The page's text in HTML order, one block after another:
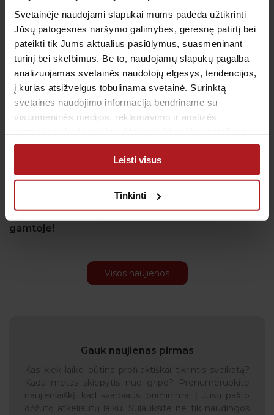
Svetainėje naudojami slapukai mums padeda užtikrinti
Jūsų patogesnes naršymo galimybes, geresnę patirtį bei
pateikti tik Jums aktualius pasiūlymus, suasmeninant
turinį bei skelbimus. Be to, naudojamų slapukų pagalba
analizuojamas svetainės naudotojų elgesys, tendencijos,
į kurias atsižvelgus tobulinama svetainė. Surinktą
svetainės naudojimo informaciją bendriname su
visuomeninės medijos, reklamavimo ir analizės
arba naudojant paslaugas surinktos informacijos.
Leisti visus
Tinkinti
Skiepas vis dar išlieka vienintelė veiksmingiausia
profilaktinė priemonė nuo erkinio encefalito.
Pagrindinis skiepijimo planas susideda iš trijų
vakcinos dozių. Po pirmųjų dviejų dozių suleidimo
dažniausiai susidaro efektyvi apsauga nuo erkinio
encefalito. Erkių aktyvumo sezonas dažniausiai
prasideda jau ankstyvą pavasarį, todėl norint įgyti
rekomenduojama, kad trečioji skiepo dozė būtų
suleista dar prieš prasidedant naujam erkių
aktyvumo sezonui.
Imkitės atsargumo priemonių prieš leisdami laiką
gamtoje!
Visos naujienos
Gauk naujienas pirmas
Kas kiek laiko būtina profilaktiškai tikrintis sveikatą?
Kada metas skiepytis nuo gripo? Prenumeruokite
naujienlaiškį, kad svarbiausi priminimai į Jūsų pašto
dėžutę atkeliautų laiku. Sulauksite ne tik naudingos